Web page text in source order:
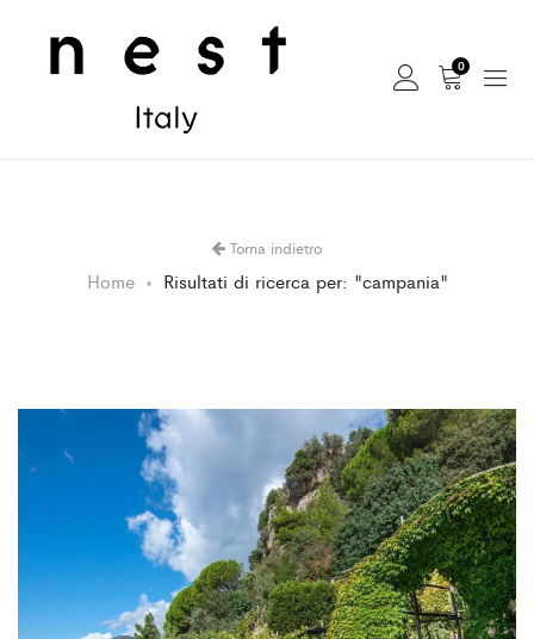
0
Torna indietro
Home Risultati di ricerca per: "campania"